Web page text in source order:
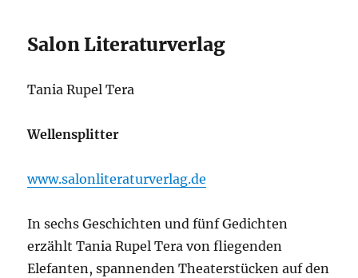
Salon Literaturverlag
Tania Rupel Tera
Wellensplitter
www.salonliteraturverlag.de
In sechs Geschichten und fünf Gedichten
erzählt Tania Rupel Tera von fliegenden
Elefanten, spannenden Theaterstücken auf den